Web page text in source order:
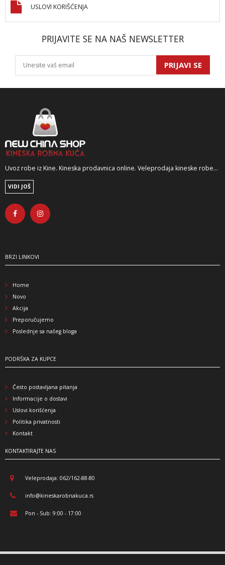
USLOVI KORIŠĆENJA
PRIJAVITE SE NA NAŠ NEWSLETTER
PRIJAVI SE
Uvoz robe iz Kine. Kineska prodavnica online. Veleprodaja kineske robe...
VIDI JOŠ
BRZI LINKOVI
Home
Novo
Akcija
Preporučujemo
Poslednje sa našeg bloga
PODRŠKA ZA KUPCE
Često postavljana pitanja
Informacije o dostavi
Uslovi korišćenja
Politika privatnosti
Kontakt
KONTAKTIRAJTE NAS
Veleprodaja: 062/162-88-80
info@kineskarobnakuca.rs
Pon - Sub: 9:00 - 17:00